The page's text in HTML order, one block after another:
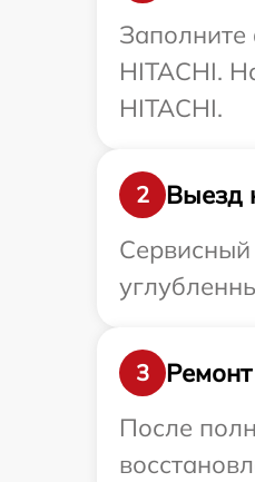
Заполните
HITACHI.
HITACHI.
2
Выезд
Сервисный
3
После